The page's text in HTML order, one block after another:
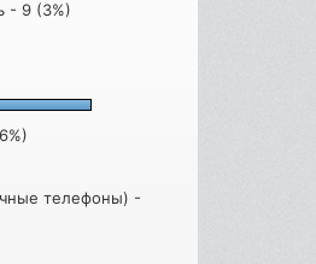
- 9 (3%)
телефоны) -